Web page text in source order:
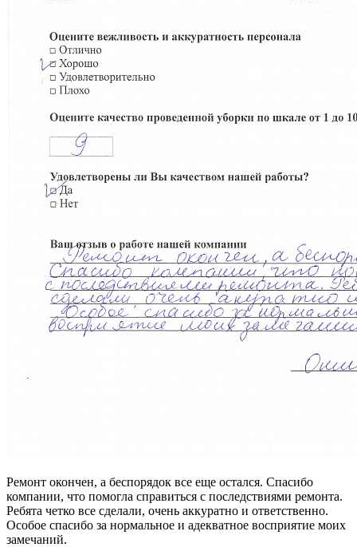
Ремонт окончен, а беспорядок все еще остался. Спасибо
компании, что помогла справиться с последствиями ремонта.
Ребята четко все сделали, очень аккуратно и ответственно.
Особое спасибо за нормальное и адекватное восприятие моих
замечаний.